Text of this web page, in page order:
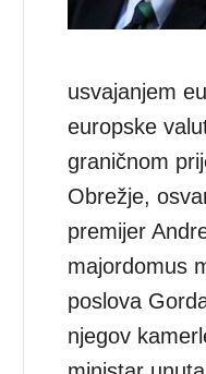
usvajanjem
europske
graničnom
Obrežje,
premijer
majordomus
poslova
njegov